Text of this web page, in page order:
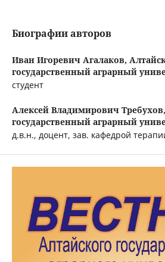
Биографии авторов
Иван Игоревич Агалаков,
государственный аграрный
студент
Алексей Владимирович Требухов,
государственный аграрный
д.в.н., доцент, зав. кафедрой